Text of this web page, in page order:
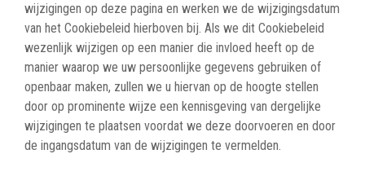
wijzigingen op deze pagina en werken we de wijzigingsdatum
van het Cookiebeleid hierboven bij. Als we dit Cookiebeleid
wezenlijk wijzigen op een manier die invloed heeft op de
manier waarop we uw persoonlijke gegevens gebruiken of
openbaar maken, zullen we u hiervan op de hoogte stellen
door op prominente wijze een kennisgeving van dergelijke
wijzigingen te plaatsen voordat we deze doorvoeren en door
de ingangsdatum van de wijzigingen te vermelden.